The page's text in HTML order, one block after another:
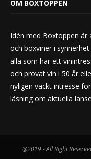
OM BOXTOPPEN
Idén med Boxtoppen är
och boxviner i
alla som har ett
och provat vin i 50 år
nyligen väckt intresse
läsning om aktuella
@2019 - All Right